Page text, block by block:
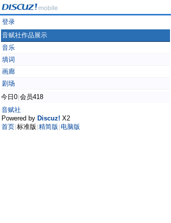
登录
音赋社作品展示
音乐
填词
画廊
剧场
今日0 会员418
音赋社
Powered by Discuz! X2
首页 标准版 精简版 电脑版